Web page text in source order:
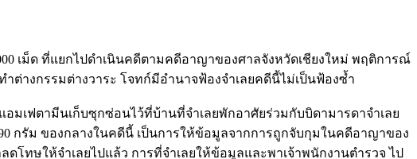
เม็ด ที่แยกไปดำเนินคดีตามคดีอาญาของศาลจังหวัดเชียงใหม่ พฤติการณ์
างกรรมต่างวาระ โจทก์มีอำนาจฟ้องจำเลยคดีนี้ไม่เป็นฟ้องซ้ำ
อมเฟตามีนเก็บซุกซ่อนไว้ที่บ้านที่จำเลยพักอาศัยร่วมกับบิดามารดาจำเลย
กรัม ของกลางในคดีนี้ เป็นการให้ข้อมูลจากการถูกจับกุมในคดีอาญาของ
โทษให้จำเลยไปแล้ว การที่จำเลยให้ข้อมูลและพาเจ้าพนักงานตำรวจ ไป